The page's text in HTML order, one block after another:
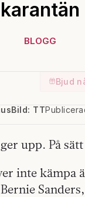
karantän
BLOGG
Bjud
Bild: TT
ger upp. På
inte kämpa